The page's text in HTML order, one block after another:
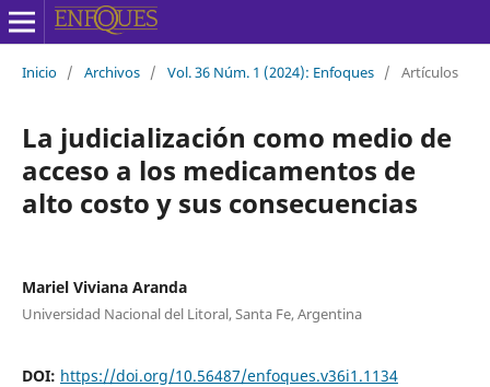
Inicio / Archivos / Vol. 36 Núm. 1 (2024): Enfoques / Artículos
La judicialización como medio de
acceso a los medicamentos de
alto costo y sus consecuencias
Mariel Viviana Aranda
Universidad Nacional del Litoral, Santa Fe, Argentina
DOI: https://doi.org/10.56487/enfoques.v36i1.1134